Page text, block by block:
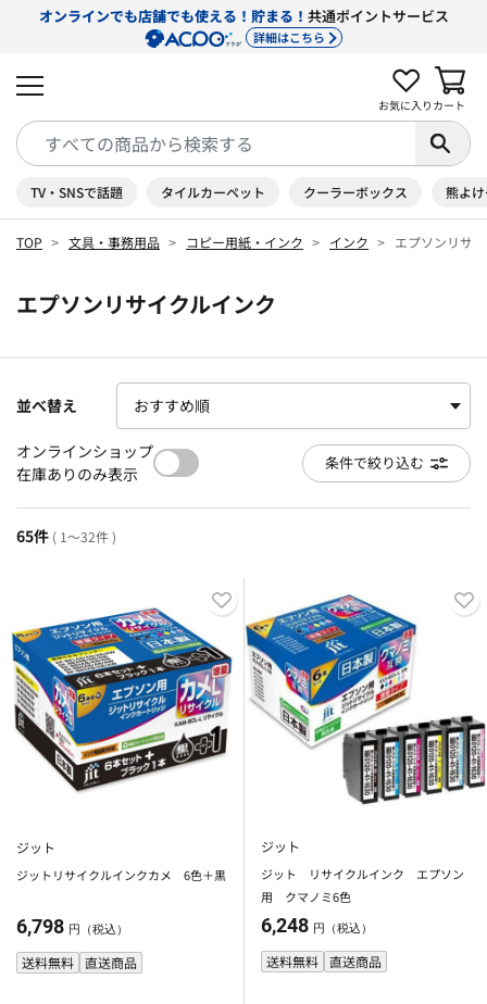
オンラインでも店舗でも使える！貯まる！ 共通ポイントサービス
詳細はこちら
お気に入り カート
TV・SNSで話題 タイルカーペット クーラーボックス 熊よ
TOP 文具・事務用品 コピー用紙・インク インク エプソンリサ
エプソンリサイクルインク
並べ替え
オンラインショップ
在庫ありのみ表示
条件で絞り込む
65件 ( 1～32件 )
ジット
ジットリサイクルインクカメ 6色＋黒
6,798 円（税込）
送料無料 直送商品
ジット
ジット リサイクルインク エプソン
用 クマノミ6色
6,248 円（税込）
送料無料 直送商品